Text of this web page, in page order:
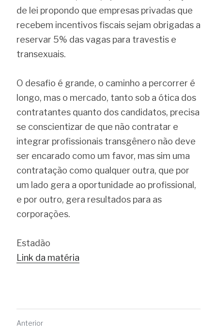
de lei propondo que empresas privadas que
recebem incentivos fiscais sejam obrigadas a
reservar 5% das vagas para travestis e
transexuais.
O desafio é grande, o caminho a percorrer é
longo, mas o mercado, tanto sob a ótica dos
contratantes quanto dos candidatos, precisa
se conscientizar de que não contratar e
integrar profissionais transgênero não deve
ser encarado como um favor, mas sim uma
contratação como qualquer outra, que por
um lado gera a oportunidade ao profissional,
e por outro, gera resultados para as
corporações.
Estadão
Link da matéria
Anterior